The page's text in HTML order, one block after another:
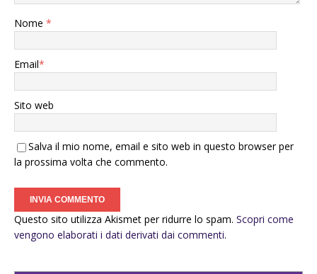
Nome *
Email*
Sito web
Salva il mio nome, email e sito web in questo browser per
la prossima volta che commento.
Questo sito utilizza Akismet per ridurre lo spam. Scopri come
vengono elaborati i dati derivati dai commenti.